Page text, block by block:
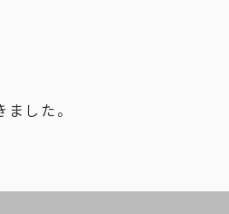
した。